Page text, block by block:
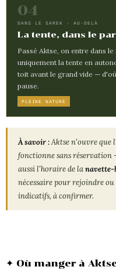
04
DANS LE SAREK · AU-DELÀ
La tente, dans le
Passé Aktse, on entre dans
uniquement la tente en
toit avant le grand vide —
pause.
PLEINE NATURE
À savoir :Aktse n'ouvre que
fonctionne sans réservation
aussi l'horaire de lanavette-
nécessaire pour rejoindre
indicatifs, à confirmer.
✦ Où manger à